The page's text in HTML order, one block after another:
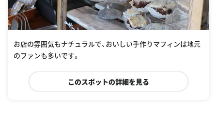
お店の雰囲気もナチュラルで、おいしい手作りマフィンは地元
のファンも多いです。
このスポットの詳細を見る